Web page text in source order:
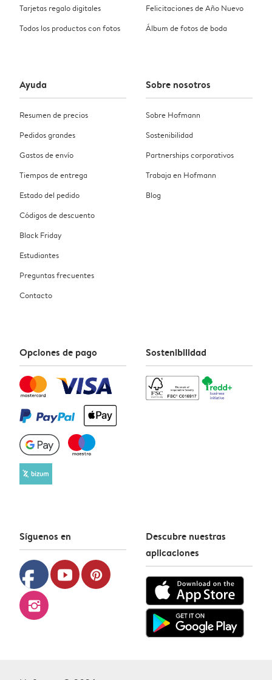
Tarjetas regalo digitales
Todos los productos con fotos
Felicitaciones de Año Nuevo
Álbum de fotos de boda
Ayuda
Resumen de precios
Pedidos grandes
Gastos de envío
Tiempos de entrega
Estado del pedido
Códigos de descuento
Black Friday
Estudiantes
Preguntas frecuentes
Contacto
Sobre nosotros
Sobre Hofmann
Sostenibilidad
Partnerships corporativos
Trabaja en Hofmann
Blog
Opciones de pago Sostenibilidad
Síguenos en
facebook youtube pinterest
instagram
Descubre nuestras
aplicaciones